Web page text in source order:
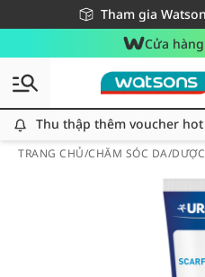
Tham gia
Miễn phí giao hàng
Giao hàng nhanh 24h - Áp
Cửa
Thu thập thêm voucher
TRANG CHỦ/CHĂM SÓC DA/